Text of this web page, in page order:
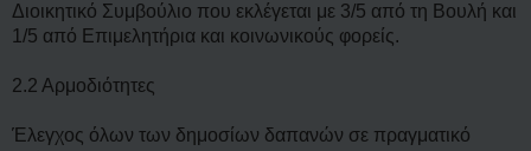
Διοικητικό Συμβούλιο που εκλέγεται με 3/5 από τη Βουλή και
1/5 από Επιμελητήρια και κοινωνικούς φορείς.
2.2 Αρμοδιότητες
Έλεγχος όλων των δημοσίων δαπανών σε πραγματικό